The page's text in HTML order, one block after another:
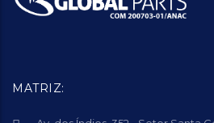
MATRIZ: